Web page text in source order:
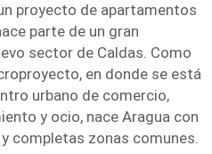
proyecto de apartamentos
parte de un gran
sector de Caldas. Como
en donde se está
urbano de comercio,
y ocio, nace Aragua con
completas zonas comunes.